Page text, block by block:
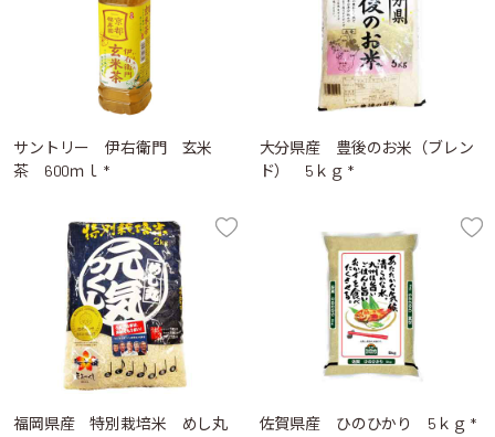
サントリー 伊右衛門 玄米
茶 600ｍｌ *
大分県産 豊後のお米（ブレン
ド） 5ｋｇ *
福岡県産 特別栽培米 めし丸 佐賀県産 ひのひかり 5ｋｇ *